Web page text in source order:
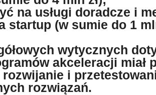
na usługi doradcze i
startup (w sumie do 1
wytycznych
akceleracji miał
i
rozwiązań.